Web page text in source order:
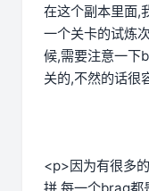
在这个副本里面,
一个关卡的试炼
候,需要注意一下
关的,不然的话很
<p>因为有很多
拼,每一个brag都